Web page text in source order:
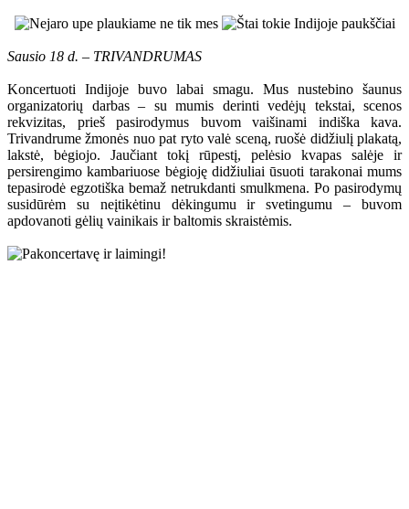
Sausio 18 d. – TRIVANDRUMAS
Koncertuoti Indijoje buvo labai smagu. Mus nustebino šaunus
organizatorių darbas – su mumis derinti vedėjų tekstai, scenos
rekvizitas, prieš pasirodymus buvom vaišinami indiška kava.
Trivandrume žmonės nuo pat ryto valė sceną, ruošė didžiulį plakatą,
lakstė, bėgiojo. Jaučiant tokį rūpestį, pelėsio kvapas salėje ir
persirengimo kambariuose bėgioję didžiuliai ūsuoti tarakonai mums
tepasirodė egzotiška bemaž netrukdanti smulkmena. Po pasirodymų
susidūrėm su neįtikėtinu dėkingumu ir svetingumu – buvom
apdovanoti gėlių vainikais ir baltomis skraistėmis.